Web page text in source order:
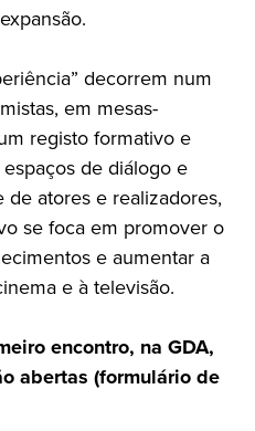
decorrem num
em mesas-
registo formativo e
de diálogo e
atores e realizadores,
se foca em promover o
e aumentar a
e à televisão.
encontro, na GDA,
abertas (formulário de